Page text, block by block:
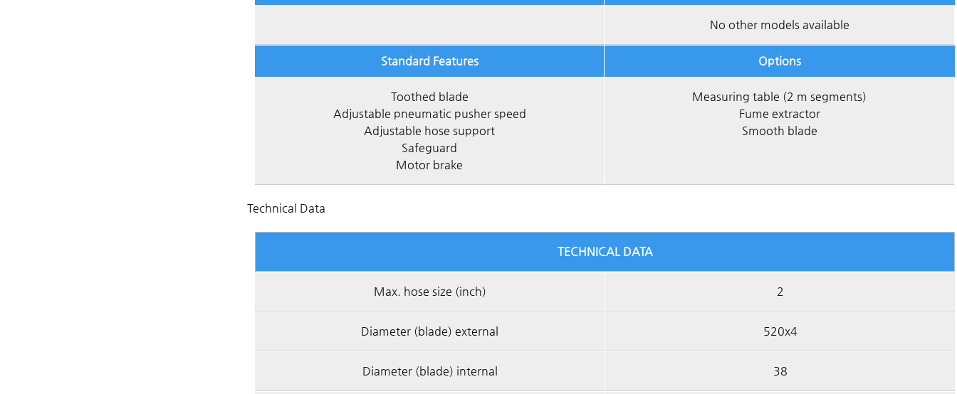
No other models available
Standard Features Options
Toothed blade
Adjustable pneumatic pusher speed
Adjustable hose support
Safeguard
Motor brake
Measuring table (2 m segments)
Fume extractor
Smooth blade
Technical Data
TECHNICAL DATA
Max. hose size (inch) 2
Diameter (blade) external 520x4
Diameter (blade) internal 38